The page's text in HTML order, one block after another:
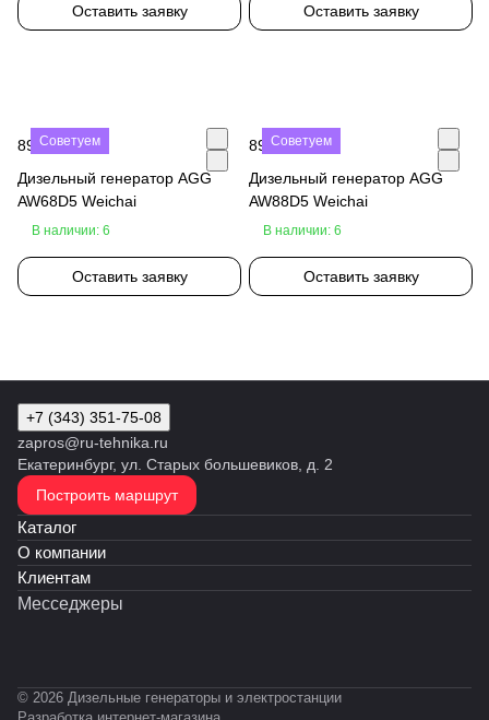
Оставить заявку Оставить заявку
Советуем
890 000 ₽
Дизельный генератор AGG
AW68D5 Weichai
В наличии: 6
Оставить заявку
Советуем
890 000 ₽
Дизельный генератор AGG
AW88D5 Weichai
В наличии: 6
Оставить заявку
+7 (343) 351-75-08
zapros@ru-tehnika.ru
Екатеринбург, ул. Старых большевиков, д. 2
Построить маршрут
Каталог
О компании
Клиентам
Месседжеры
© 2026 Дизельные генераторы и электростанции